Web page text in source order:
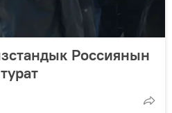
Россиянын